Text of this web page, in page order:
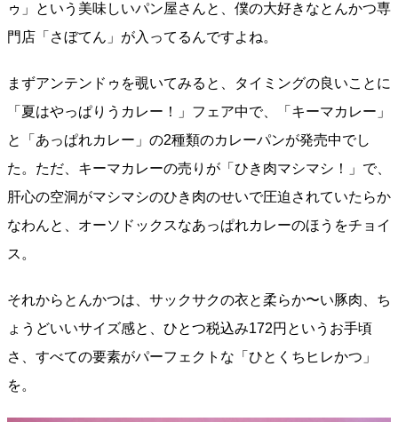
ゥ」という美味しいパン屋さんと、僕の大好きなとんかつ専
門店「さぼてん」が入ってるんですよね。
まずアンテンドゥを覗いてみると、タイミングの良いことに
「夏はやっぱりうカレー！」フェア中で、「キーマカレー」
と「あっぱれカレー」の2種類のカレーパンが発売中でし
た。ただ、キーマカレーの売りが「ひき肉マシマシ！」で、
肝心の空洞がマシマシのひき肉のせいで圧迫されていたらか
なわんと、オーソドックスなあっぱれカレーのほうをチョイ
ス。
それからとんかつは、サックサクの衣と柔らか〜い豚肉、ち
ょうどいいサイズ感と、ひとつ税込み172円というお手頃
さ、すべての要素がパーフェクトな「ひとくちヒレかつ」
を。